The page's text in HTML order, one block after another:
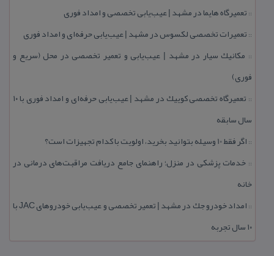
:: تعمیرگاه هایما در مشهد | عیب‌یابی تخصصی و امداد فوری
:: تعمیرات تخصصی لكسوس در مشهد | عیب‌یابی حرفه‌ای و امداد فوری
:: مكانیك سیار در مشهد | عیب‌یابی و تعمیر تخصصی در محل (سریع و
فوری)
::
تعمیرگاه تخصصی كوییك در مشهد | عیب‌یابی حرفه‌ای و امداد فوری با ۱۰
سال سابقه
:: اگر فقط 10 وسیله بتوانید بخرید، اولویت با كدام تجهیزات است؟
:: خدمات پزشكی در منزل؛ راهنمای جامع دریافت مراقبت‌های درمانی در
خانه
::
امداد خودرو جك در مشهد | تعمیر تخصصی و عیب‌یابی خودروهای JAC با
۱۰ سال تجربه